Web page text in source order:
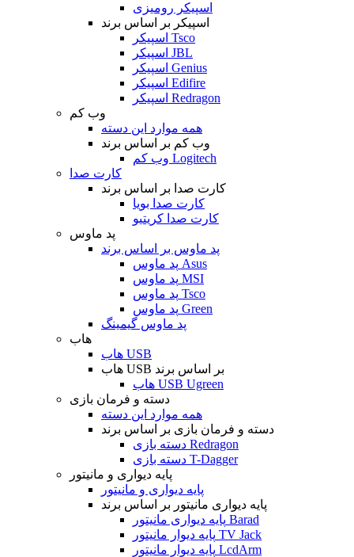
اسپیکر رومیزی
اسپیکر بر اساس برند
اسپیکر Tsco
اسپیکر JBL
اسپیکر Genius
اسپیکر Edifire
اسپیکر Redragon
وب کم
همه موارد این دسته
وب کم بر اساس برند
وب کم Logitech
کارت صدا
کارت صدا بر اساس برند
کارت صدا بویا
کارت صدا کریتیو
پد ماوس
پد ماوس بر اساس برند
پد ماوس Asus
پد ماوس MSI
پد ماوس Tsco
پد ماوس Green
پد ماوس گیمینگ
هاب
هاب USB
هاب USB بر اساس برند
هاب USB Ugreen
دسته و فرمان بازی
همه موارد این دسته
دسته و فرمان بازی بر اساس برند
دسته بازی Redragon
دسته بازی T-Dagger
پایه دیواری و مانیتور
پایه دیواری و مانیتور
پایه دیواری مانیتور بر اساس برند
پایه دیواری مانیتور Barad
پایه دیوار مانیتور TV Jack
پایه دیوار مانیتور LcdArm